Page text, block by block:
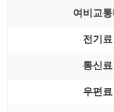
여비교통
전기료
통신료
우편료